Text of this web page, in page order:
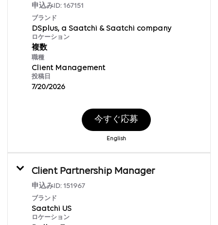
申込みID: 167151
ブランド
DSplus, a Saatchi & Saatchi company
ロケーション
複数
職種
Client Management
投稿日
7/20/2026
今すぐ応募
English
Client Partnership Manager
申込みID: 151967
ブランド
Saatchi US
ロケーション